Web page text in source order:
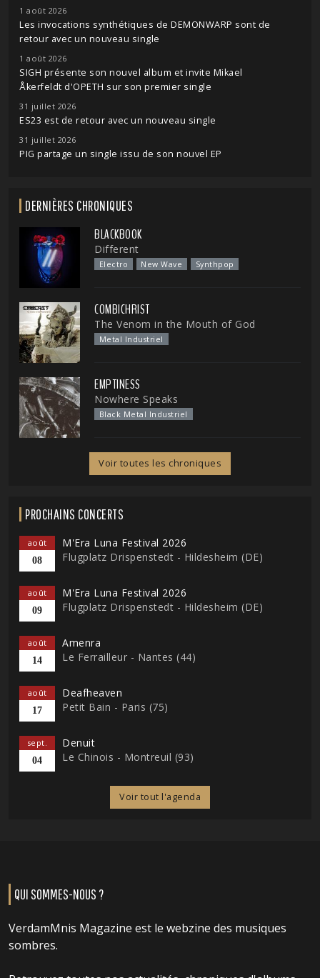
1 août 2026
Les invocations synthétiques de DEMONWARP sont de
retour avec un nouveau single
1 août 2026
SIGH présente son nouvel album et invite Mikael
Åkerfeldt d'OPETH sur son premier single
31 juillet 2026
ES23 est de retour avec un nouveau single
31 juillet 2026
PIG partage un single issu de son nouvel EP
DERNIÈRES CHRONIQUES
BLACKBOOK
Different
Electro New Wave Synthpop
COMBICHRIST
The Venom in the Mouth of God
Metal Industriel
EMPTINESS
Nowhere Speaks
Black Metal Industriel
Voir toutes les chroniques
PROCHAINS CONCERTS
août
08
M'Era Luna Festival 2026
Flugplatz Drispenstedt - Hildesheim (DE)
août
09
M'Era Luna Festival 2026
Flugplatz Drispenstedt - Hildesheim (DE)
août
14
Amenra
Le Ferrailleur - Nantes (44)
août
17
Deafheaven
Petit Bain - Paris (75)
sept.
04
Denuit
Le Chinois - Montreuil (93)
Voir tout l'agenda
QUI SOMMES-NOUS ?
VerdamMnis Magazine est le webzine des musiques
sombres.